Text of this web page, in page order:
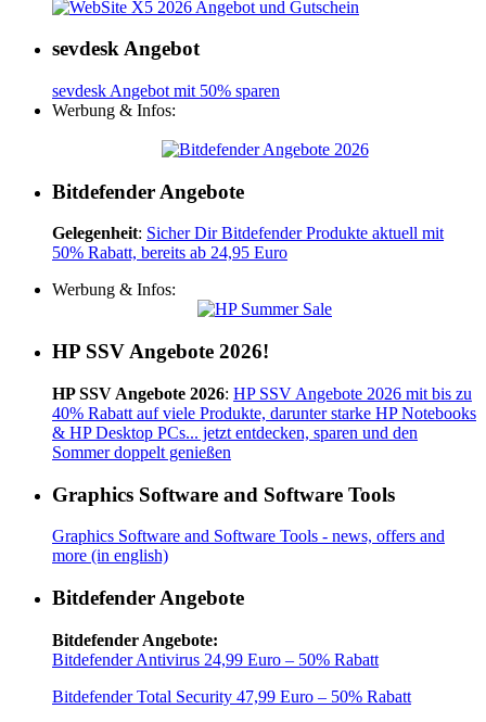
sevdesk Angebot
sevdesk Angebot mit 50% sparen
Werbung & Infos:
Bitdefender Angebote
Gelegenheit: Sicher Dir Bitdefender Produkte aktuell mit
50% Rabatt, bereits ab 24,95 Euro
Werbung & Infos:
HP SSV Angebote 2026!
HP SSV Angebote 2026: HP SSV Angebote 2026 mit bis zu
40% Rabatt auf viele Produkte, darunter starke HP Notebooks
& HP Desktop PCs... jetzt entdecken, sparen und den
Sommer doppelt genießen
Graphics Software and Software Tools
Graphics Software and Software Tools - news, offers and
more (in english)
Bitdefender Angebote
Bitdefender Angebote:
Bitdefender Antivirus 24,99 Euro – 50% Rabatt
Bitdefender Total Security 47,99 Euro – 50% Rabatt